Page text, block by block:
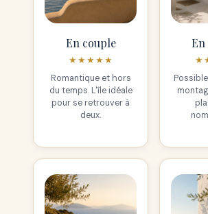
En couple
★★★★★
Romantique et hors
du temps. L'île idéale
pour se retrouver à
deux.